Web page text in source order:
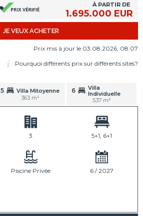
À PARTIR DE
1.695.000 EUR
JE VEUX ACHETER
Prix mis à jour le 03.08.2026, 08.07
Pourquoi différents prix sur différents sites?
5
Villa Mitoyenne
363 m²
6
Villa
Individuelle
537 m²
3 5+1, 6+1
Piscine Privée 6 / 2027